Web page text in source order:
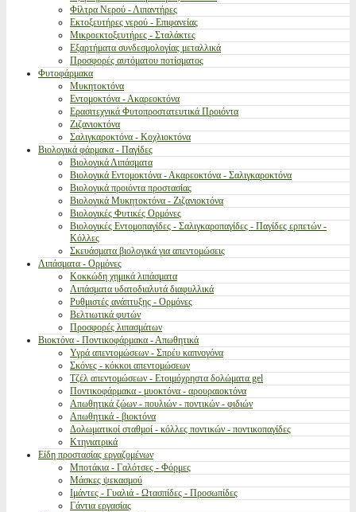
Φίλτρα Νερού - Λιπαντήρες
Εκτοξευτήρες νερού - Επιφανείας
Μικροεκτοξευτήρες - Σταλάκτες
Εξαρτήματα συνδεσμολογίας μεταλλικά
Προσφορές αυτόματου ποτίσματος
Φυτοφάρμακα
Μυκητοκτόνα
Εντομοκτόνα - Ακαρεοκτόνα
Ερασιτεχνικά Φυτοπροστατευτικά Προιόντα
Ζιζανιοκτόνα
Σαλιγκαροκτόνα - Κοχλιοκτόνα
Βιολογικά φάρμακα - Παγίδες
Βιολογικά Λιπάσματα
Βιολογικά Εντομοκτόνα - Ακαρεοκτόνα - Σαλιγκαροκτόνα
Βιολογικά προιόντα προστασίας
Βιολογικά Μυκητοκτόνα - Ζιζανιοκτόνα
Βιολογικές Φυτικές Ορμόνες
Βιολογικές Εντομοπαγίδες - Σαλιγκαροπαγίδες - Παγίδες ερπετών -
Κόλλες
Σκευάσματα βιολογικά για απεντομώσεις
Λιπάσματα - Ορμόνες
Κοκκώδη χημικά λιπάσματα
Λιπάσματα υδατοδιαλυτά διαφυλλικά
Ρυθμιστές ανάπτυξης - Ορμόνες
Βελτιωτικά φυτών
Προσφορές λιπασμάτων
Βιοκτόνα - Ποντικοφάρμακα - Απωθητικά
Υγρά απεντομώσεων - Σπρέυ καπνογόνα
Σκόνες - κόκκοι απεντομώσεων
Τζέλ απεντομώσεων - Ετοιμόχρηστα δολώματα gel
Ποντικοφάρμακα - μυοκτόνα - αρουραιοκτόνα
Απωθητικά ζώων - πουλιών - ποντικών - φιδιών
Απωθητικά - βιοκτόνα
Δολωματικοί σταθμοί - κόλλες ποντικών - ποντικοπαγίδες
Κτηνιατρικά
Είδη προστασίας εργαζομένων
Μποτάκια - Γαλότσες - Φόρμες
Μάσκες ψεκασμού
Ιμάντες - Γυαλιά - Ωτασπίδες - Προσωπίδες
Γάντια εργασίας